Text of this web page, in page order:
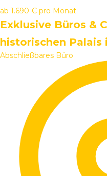
ab 1.690 € pro Monat
Exklusive Büros &
historischen
Abschließbares Büro